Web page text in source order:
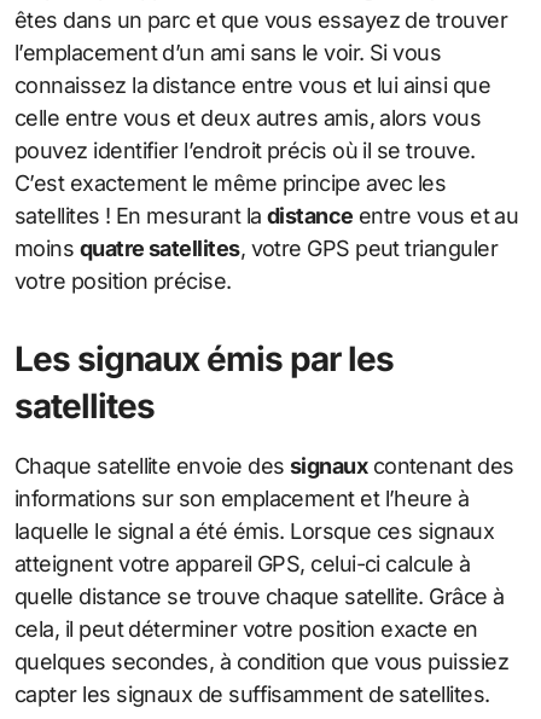
êtes dans un parc et que vous essayez de trouver
l’emplacement d’un ami sans le voir. Si vous
connaissez la distance entre vous et lui ainsi que
celle entre vous et deux autres amis, alors vous
pouvez identifier l’endroit précis où il se trouve.
C’est exactement le même principe avec les
satellites ! En mesurant la distance entre vous et au
moins quatre satellites, votre GPS peut trianguler
votre position précise.
Les signaux émis par les
satellites
Chaque satellite envoie des signauxcontenant des
informations sur son emplacement et l’heure à
laquelle le signal a été émis. Lorsque ces signaux
atteignent votre appareil GPS, celui-ci calcule à
quelle distance se trouve chaque satellite. Grâce à
cela, il peut déterminer votre position exacte en
quelques secondes, à condition que vous puissiez
capter les signaux de suffisamment de satellites.